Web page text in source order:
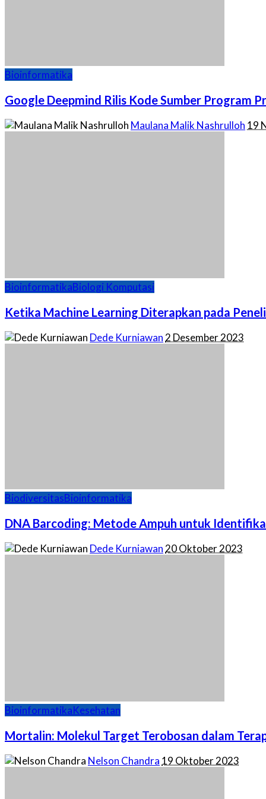
Bioinformatika
Google Deepmind Rilis Kode Sumber Program
Posted
Maulana Malik Nashrulloh 19
BioinformatikaBiologi Komputasi
Ketika Machine Learning Diterapkan pada
Posted
Dede Kurniawan2 Desember 2023
BiodiversitasBioinformatika
DNA Barcoding: Metode Ampuh untuk
Posted
Dede Kurniawan20 Oktober 2023
BioinformatikaKesehatan
Mortalin: Molekul Target Terobosan dalam
Posted
Nelson Chandra 19 Oktober 2023